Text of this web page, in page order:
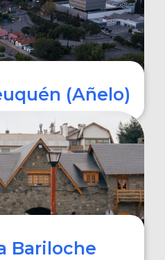
(Añelo)
Bariloche